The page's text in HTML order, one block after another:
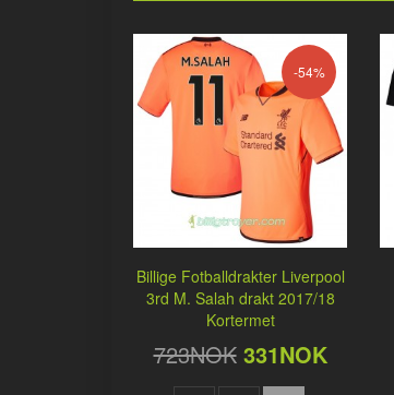
-54%
Billige Fotballdrakter Liverpool
3rd M. Salah drakt 2017/18
Kortermet
723NOK 331NOK